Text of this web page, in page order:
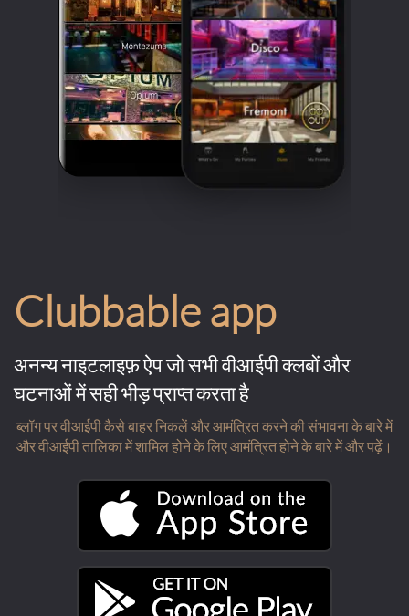
Clubbable app
अनन्य नाइटलाइफ़ ऐप जो सभी वीआईपी क्लबों और
घटनाओं में सही भीड़ प्राप्त करता है
ब्लॉग पर वीआईपी कैसे बाहर निकलें और आमंत्रित करने की संभावना के बारे में
और वीआईपी तालिका में शामिल होने के लिए आमंत्रित होने के बारे में और पढ़ें।